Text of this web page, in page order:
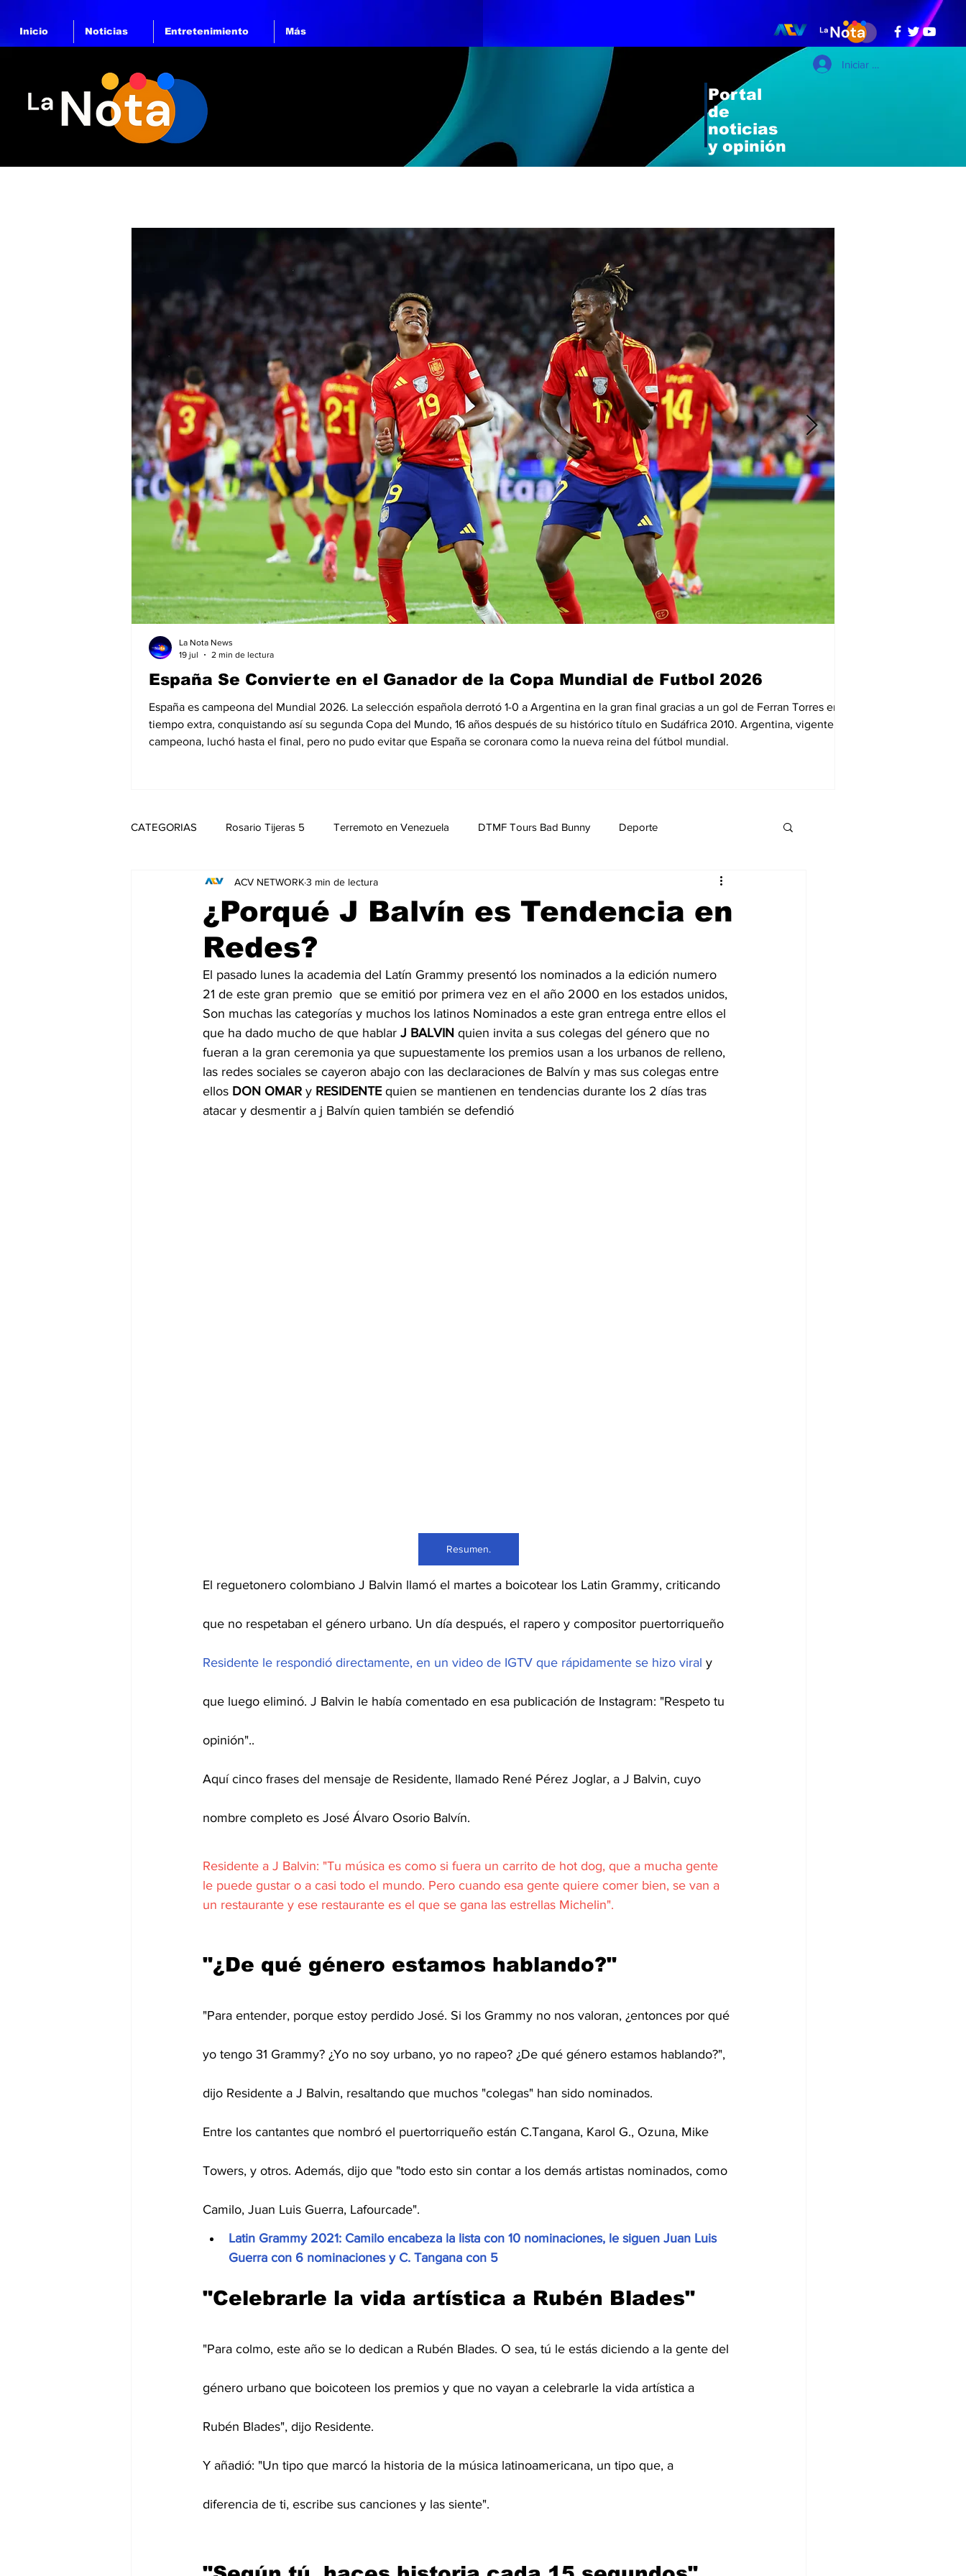
Inicio Noticias Entretenimiento Más
Iniciar sesión
Portal
de
noticias
y opinión
España Se Convierte en el Ganador de la Copa Mundial de Futbol 2026
España es campeona del Mundial 2026. La selección española derrotó 1-0 a Argentina en la gran final gracias a un gol de Ferran Torres en el
tiempo extra, conquistando así su segunda Copa del Mundo, 16 años después de su histórico título en Sudáfrica 2010. Argentina, vigente
campeona, luchó hasta el final, pero no pudo evitar que España se coronara como la nueva reina del fútbol mundial.
La Nota News
19 jul
2 min de lectura
CATEGORIAS Rosario Tijeras 5 Terremoto en Venezuela DTMF Tours Bad Bunny Deporte
Trump Regresa a La Casa Blanca Opinión
Entretenimiento
Internacionales Super Bowl 2026 Copa Mundial de Fútbol de 2026 Cine y Plataformas Digitales
¿Porqué J Balvín es Tendencia en
Redes?
ACV NETWORK3 min de lectura
El pasado lunes la academia del Latín Grammy presentó los nominados a la edición numero
21 de este gran premio  que se emitió por primera vez en el año 2000 en los estados unidos,
Son muchas las categorías y muchos los latinos Nominados a este gran entrega entre ellos el
que ha dado mucho de que hablar J BALVIN quien invita a sus colegas del género que no
fueran a la gran ceremonia ya que supuestamente los premios usan a los urbanos de relleno,
las redes sociales se cayeron abajo con las declaraciones de Balvín y mas sus colegas entre
ellos DON OMAR y RESIDENTE quien se mantienen en tendencias durante los 2 días tras
atacar y desmentir a j Balvín quien también se defendió
Resumen.
El reguetonero colombiano J Balvin llamó el martes a boicotear los Latin Grammy, criticando
que no respetaban el género urbano. Un día después, el rapero y compositor puertorriqueño
Residente le respondió directamente, en un video de IGTV que rápidamente se hizo viral y
que luego eliminó. J Balvin le había comentado en esa publicación de Instagram: "Respeto tu
opinión"..
Aquí cinco frases del mensaje de Residente, llamado René Pérez Joglar, a J Balvin, cuyo
nombre completo es José Álvaro Osorio Balvín.
Residente a J Balvin: "Tu música es como si fuera un carrito de hot dog, que a mucha gente
le puede gustar o a casi todo el mundo. Pero cuando esa gente quiere comer bien, se van a
un restaurante y ese restaurante es el que se gana las estrellas Michelin".
"¿De qué género estamos hablando?"
"Para entender, porque estoy perdido José. Si los Grammy no nos valoran, ¿entonces por qué
yo tengo 31 Grammy? ¿Yo no soy urbano, yo no rapeo? ¿De qué género estamos hablando?",
dijo Residente a J Balvin, resaltando que muchos "colegas" han sido nominados.
Entre los cantantes que nombró el puertorriqueño están C.Tangana, Karol G., Ozuna, Mike
Towers, y otros. Además, dijo que "todo esto sin contar a los demás artistas nominados, como
Camilo, Juan Luis Guerra, Lafourcade".
Latin Grammy 2021: Camilo encabeza la lista con 10 nominaciones, le siguen Juan Luis
Guerra con 6 nominaciones y C. Tangana con 5
"Celebrarle la vida artística a Rubén Blades"
"Para colmo, este año se lo dedican a Rubén Blades. O sea, tú le estás diciendo a la gente del
género urbano que boicoteen los premios y que no vayan a celebrarle la vida artística a
Rubén Blades", dijo Residente.
Y añadió: "Un tipo que marcó la historia de la música latinoamericana, un tipo que, a
diferencia de ti, escribe sus canciones y las siente".